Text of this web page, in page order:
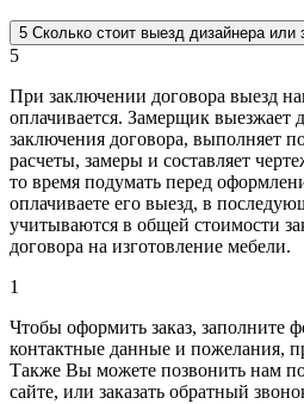
5 Сколько стоит выезд дизайнера
5
При заключении договора выезд
оплачивается. Замерщик выезжает
заключения договора, выполняет
расчеты, замеры и составляет
то время подумать перед
оплачиваете его выезд, в
учитываются в общей стоимости
договора на изготовление мебели.
1
Чтобы оформить заказ, заполните
контактные данные и пожелания,
Также Вы можете позвонить нам
сайте, или заказать обратный